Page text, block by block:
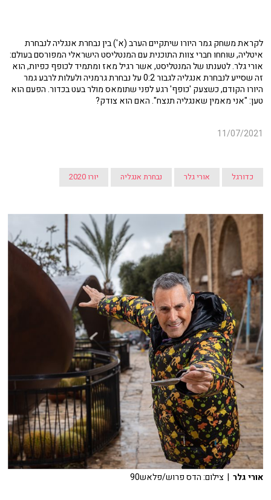
לקראת משחק גמר היורו שיתקיים הערב (א') בין נבחרת אנגליה לנבחרת
איטליה, שוחחו חברי צוות התוכנית עם המנטליסט הישראלי המפורסם בעולם:
אורי גלר. לטענתו של המנטליסט, אשר רגיל מאז ומתמיד לכופף כפיות, הוא
זה שסייע לנבחרת אנגליה לגבור 0:2 על נבחרת גרמניה ולעלות לרבע גמר
היורו הקודם, כשצעק 'כופף' רגע לפני שתומאס מולר בעט בכדור. הפעם הוא
טען: "אני מאמין שאנגליה תנצח". האם הוא צודק?
11/07/2021
כדורגל אורי גלר נבחרת אנגליה יורו 2020
אורי גלר | צילום: הדס פרוש/פלאש90